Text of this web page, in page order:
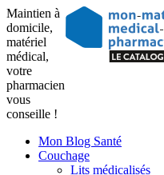
Maintien à
domicile,
matériel
médical,
votre
pharmacien
vous
conseille !
Mon Blog Santé
Couchage
Lits médicalisés